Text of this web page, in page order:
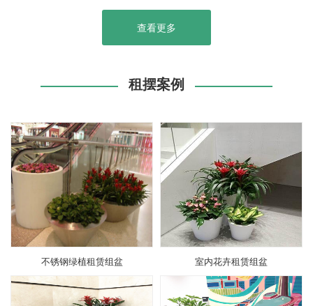
查看更多
租摆案例
不锈钢绿植租赁组盆 室内花卉租赁组盆